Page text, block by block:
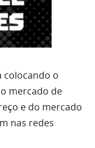
colocando o
mercado de
e do mercado
nas redes